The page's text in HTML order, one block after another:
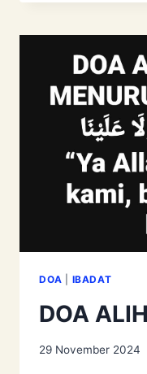
DOA IBADAT
DOA
29 November 2024